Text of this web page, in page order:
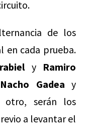
de los
en cada prueba.
y Ramiro
Nacho Gadea y
serán los
a levantar el